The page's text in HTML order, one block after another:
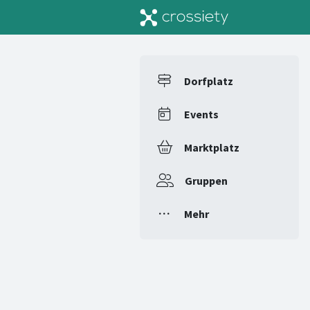
Dorfplatz
Events
Marktplatz
Gruppen
Mehr